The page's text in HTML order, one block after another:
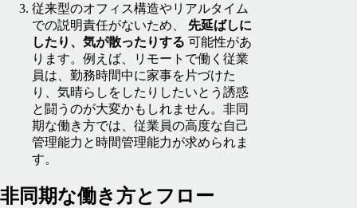
従来型のオフィス構造やリアルタイム
での説明責任がないため、 先延ばしに
したり、気が散ったりする 可能性があ
ります。例えば、リモートで働く従業
員は、勤務時間中に家事を片づけた
り、気晴らしをしたりしたいとう誘惑
と闘うのが大変かもしれません。非同
期な働き方では、従業員の高度な自己
管理能力と時間管理能力が求められま
す。
非同期な働き方とフロー